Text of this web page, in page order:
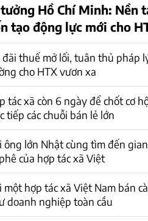
Hồ Chí Minh: Nền
tạo động lực mới cho
đãi thuế mở lối, tuân thủ pháp
cho HTX vươn xa
tác xã còn 6 ngày để chốt cơ
tiếp các chuỗi bán lẻ lớn
ông lớn Nhật cùng tìm đến
của hợp tác xã Việt
một hợp tác xã Việt Nam bán
doanh nghiệp toàn cầu